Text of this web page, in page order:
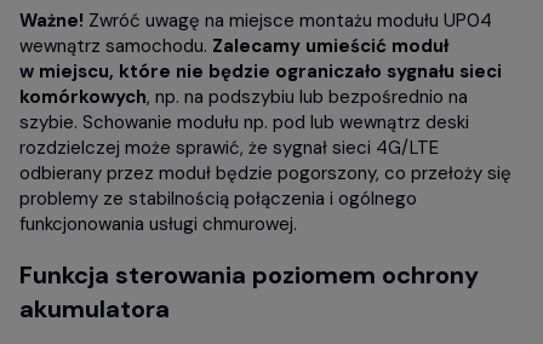
Ważne! Zwróć uwagę na miejsce montażu modułu UP04
wewnątrz samochodu. Zalecamy umieścić moduł
w miejscu, które nie będzie ograniczało sygnału sieci
komórkowych, np. na podszybiu lub bezpośrednio na
szybie. Schowanie modułu np. pod lub wewnątrz deski
rozdzielczej może sprawić, że sygnał sieci 4G/LTE
odbierany przez moduł będzie pogorszony, co przełoży się
problemy ze stabilnością połączenia i ogólnego
funkcjonowania usługi chmurowej.
Funkcja sterowania poziomem ochrony
akumulatora